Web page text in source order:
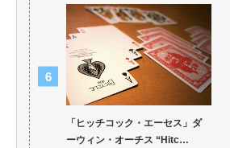
「ヒッチコック・エーセス」ダ
ーウィン・オーチス “Hitc…